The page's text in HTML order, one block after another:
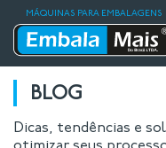
MÁQUINAS PARA EMBALAGENS
BLOG
Dicas, tendências e